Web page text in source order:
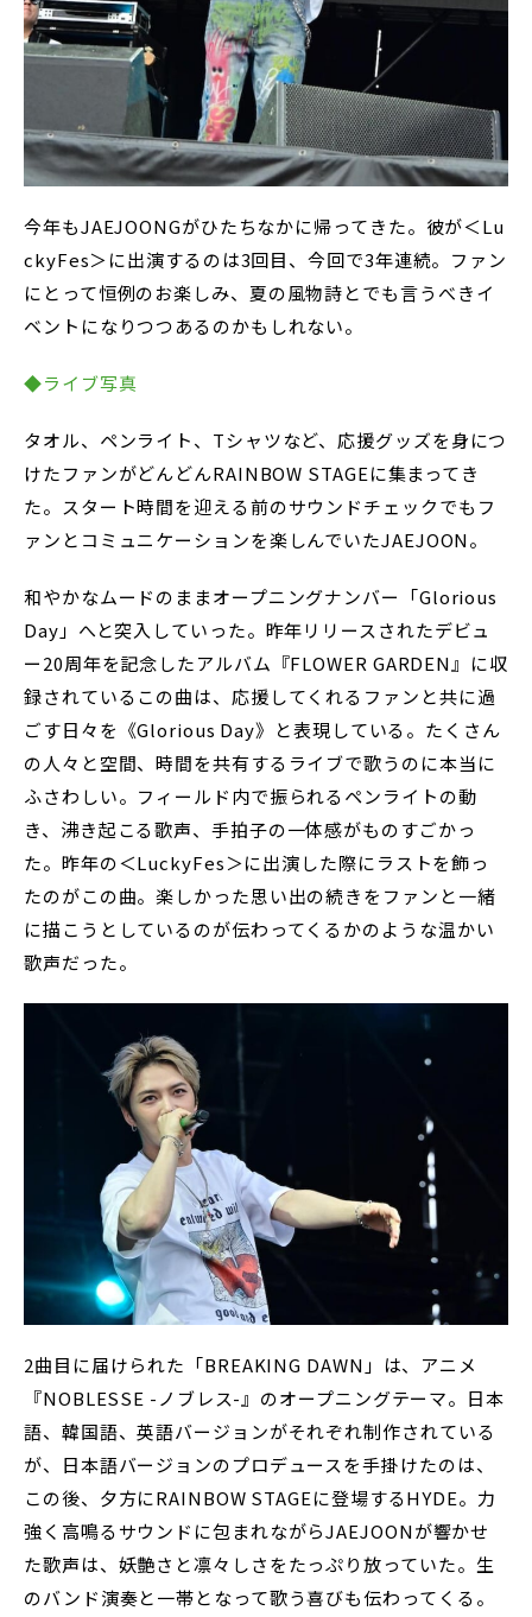
今年もJAEJOONGがひたちなかに帰ってきた。彼が＜Lu
ckyFes＞に出演するのは3回目、今回で3年連続。ファン
にとって恒例のお楽しみ、夏の風物詩とでも言うべきイ
ベントになりつつあるのかもしれない。
◆ライブ写真
タオル、ペンライト、Tシャツなど、応援グッズを身につ
けたファンがどんどんRAINBOW STAGEに集まってき
た。スタート時間を迎える前のサウンドチェックでもフ
ァンとコミュニケーションを楽しんでいたJAEJOON。
和やかなムードのままオープニングナンバー「Glorious
Day」へと突入していった。昨年リリースされたデビュ
ー20周年を記念したアルバム『FLOWER GARDEN』に収
録されているこの曲は、応援してくれるファンと共に過
ごす日々を《Glorious Day》と表現している。たくさん
の人々と空間、時間を共有するライブで歌うのに本当に
ふさわしい。フィールド内で振られるペンライトの動
き、沸き起こる歌声、手拍子の一体感がものすごかっ
た。昨年の＜LuckyFes＞に出演した際にラストを飾っ
たのがこの曲。楽しかった思い出の続きをファンと一緒
に描こうとしているのが伝わってくるかのような温かい
歌声だった。
2曲目に届けられた「BREAKING DAWN」は、アニメ
『NOBLESSE -ノブレス-』のオープニングテーマ。日本
語、韓国語、英語バージョンがそれぞれ制作されている
が、日本語バージョンのプロデュースを手掛けたのは、
この後、夕方にRAINBOW STAGEに登場するHYDE。力
強く高鳴るサウンドに包まれながらJAEJOONが響かせ
た歌声は、妖艶さと凛々しさをたっぷり放っていた。生
のバンド演奏と一帯となって歌う喜びも伝わってくる。